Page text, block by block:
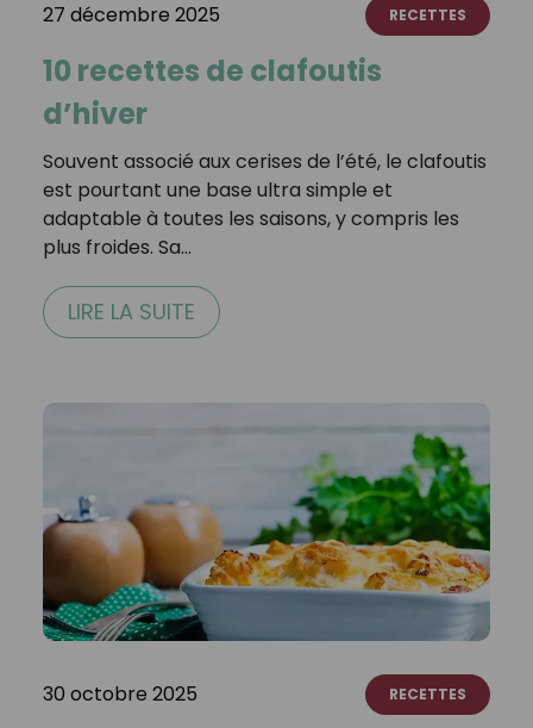
27 décembre 2025 RECETTES
10 recettes de clafoutis
d’hiver
Souvent associé aux cerises de l’été, le clafoutis
est pourtant une base ultra simple et
adaptable à toutes les saisons, y compris les
plus froides. Sa…
LIRE LA SUITE
30 octobre 2025 RECETTES